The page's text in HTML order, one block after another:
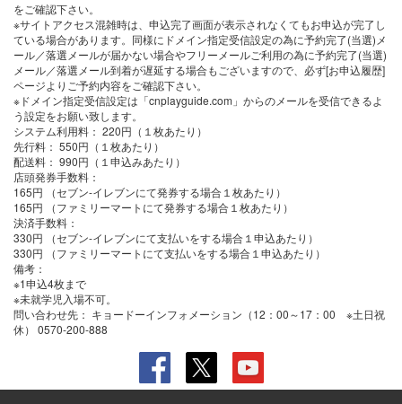
をご確認下さい。
※サイトアクセス混雑時は、申込完了画面が表示されなくてもお申込が完了し
ている場合があります。同様にドメイン指定受信設定の為に予約完了(当選)メ
ール／落選メールが届かない場合やフリーメールご利用の為に予約完了(当選)
メール／落選メール到着が遅延する場合もございますので、必ず[お申込履歴]
ページよりご予約内容をご確認下さい。
※ドメイン指定受信設定は「cnplayguide.com」からのメールを受信できるよ
う設定をお願い致します。
システム利用料： 220円（１枚あたり）
先行料 ： 550円（１枚あたり）
配送料： 990円（１申込みあたり）
店頭発券手数料 ：
165円 （セブン-イレブンにて発券する場合１枚あたり）
165円 （ファミリーマートにて発券する場合１枚あたり）
決済手数料 ：
330円 （セブン-イレブンにて支払いをする場合１申込あたり）
330円 （ファミリーマートにて支払いをする場合１申込あたり）
備考：
※1申込4枚まで
※未就学児入場不可。
問い合わせ先： キョードーインフォメーション（12：00～17：00 ※土日祝
休） 0570-200-888